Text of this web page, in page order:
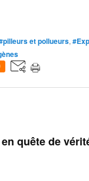
et pollueurs,
quête de